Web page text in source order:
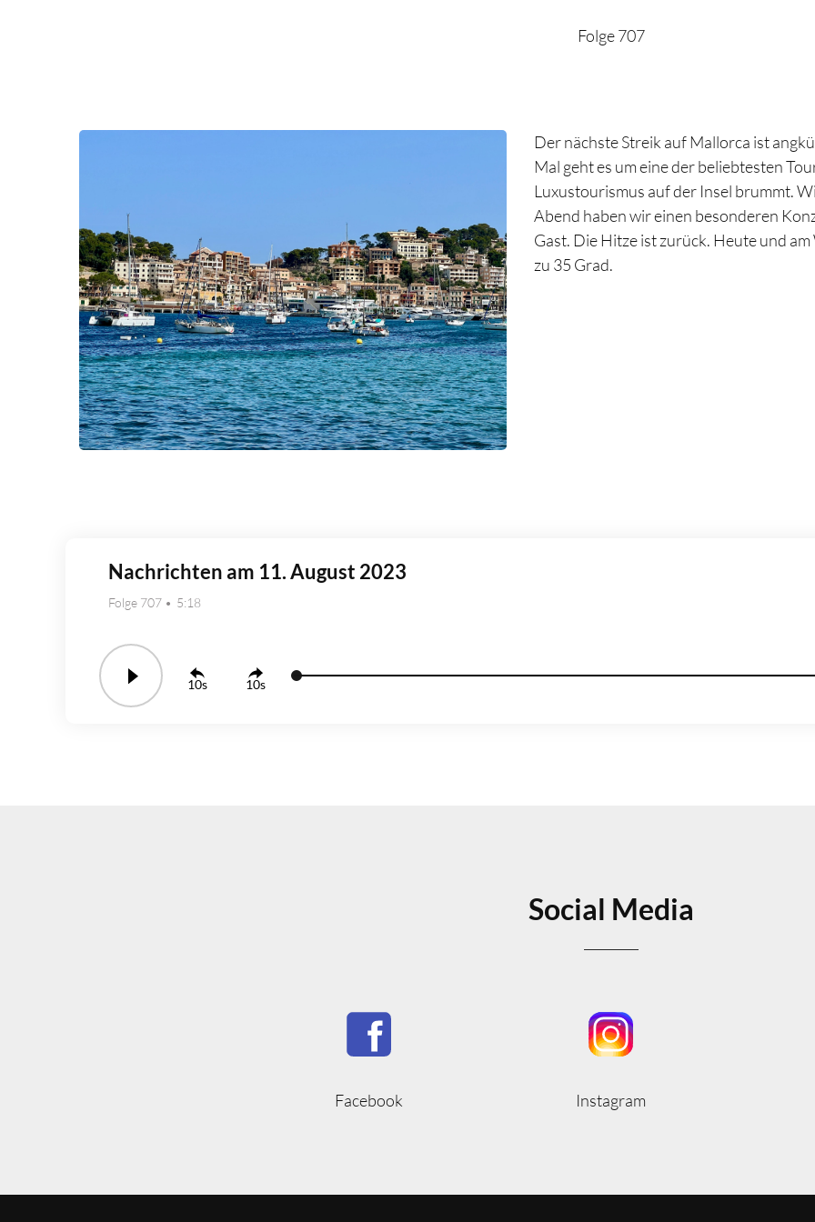
Folge 707
Der nächste Streik auf Mallorca ist
Mal geht es um eine der beliebtesten
Luxustourismus auf der Insel brummt.
Abend haben wir einen besonderen
Gast. Die Hitze ist zurück. Heute und
zu 35 Grad.
Nachrichten am 11. August 2023
Folge 707 5:18
10 10
Social Media
Facebook Instagram